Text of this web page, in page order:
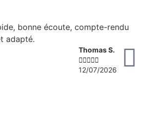
bonne écoute, compte-rendu
adapté.
Thomas S.

12/07/2026